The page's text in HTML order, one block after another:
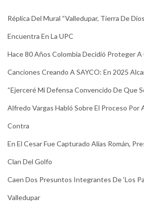
Réplica Del Mural “Valledupar, Tierra De
Encuentra En La UPC
Hace 80 Años Colombia Decidió Proteger
Canciones Creando A SAYCO: En 2025
“Ejerceré Mi Defensa Convencido De Que
Alfredo Vargas Habló Sobre El Proceso Por
Contra
En El Cesar Fue Capturado Alias Román,
Clan Del Golfo
Caen Dos Presuntos Integrantes De ‘Los
Valledupar